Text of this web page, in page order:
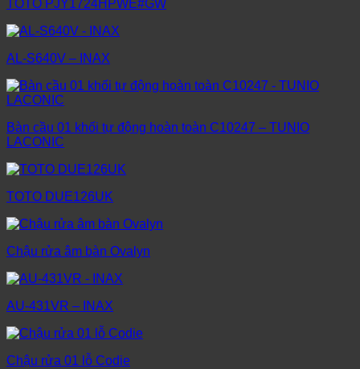
TOTO PJY1724HPWE#GW
AL-S640V – INAX
Bàn cầu 01 khối tự động hoàn toàn C10247 – TUNIO
LACONIC
TOTO DUE126UK
Chậu rửa âm bàn Ovalyn
AU-431VR – INAX
Chậu rửa 01 lỗ Codie